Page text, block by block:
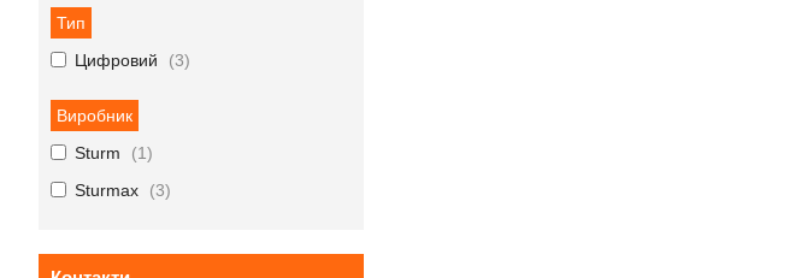
Тип
Цифровий
3
Виробник
Sturm
1
Sturmax
3